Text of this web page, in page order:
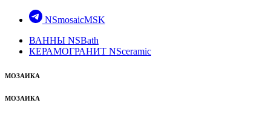
NSmosaicMSK
ВАННЫ NSBath
КЕРАМОГРАНИТ NSceramic
МОЗАИКА
МОЗАИКА